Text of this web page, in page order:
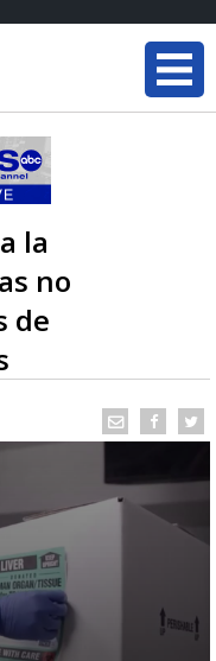
la
no
de